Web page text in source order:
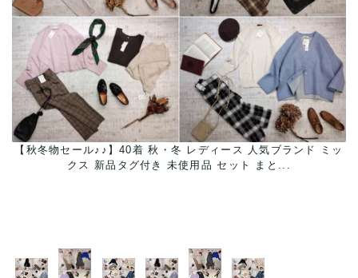
【秋冬物セール♪♪】40着 秋・冬 レディース 人気ブランド ミッ
クス 新品タグ付き 未使用品 セット まと...